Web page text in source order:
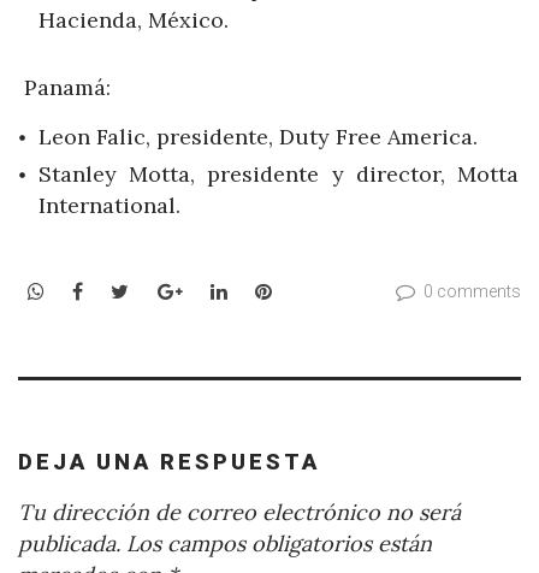
Hacienda, México.
Panamá:
Leon Falic, presidente, Duty Free America.
Stanley Motta, presidente y director, Motta
International.
WhatsApp
Facebook
TwitterGoogle+LinkedInPinterest 0 comments
DEJA UNA RESPUESTA
Tu dirección de correo electrónico no será
publicada. Los campos obligatorios están